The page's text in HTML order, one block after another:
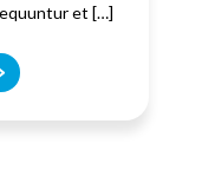
et […]